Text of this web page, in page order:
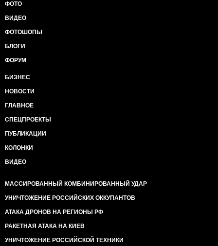
ФОТО
ВИДЕО
ФОТОШОПЫ
БЛОГИ
ФОРУМ
БИЗНЕС
НОВОСТИ
ГЛАВНОЕ
СПЕЦПРОЕКТЫ
ПУБЛИКАЦИИ
КОЛОНКИ
ВИДЕО
МАССИРОВАННЫЙ КОМБИНИРОВАННЫЙ УДАР
УНИЧТОЖЕНИЕ РОССИЙСКИХ ОККУПАНТОВ
АТАКА ДРОНОВ НА РЕГИОНЫ РФ
РАКЕТНАЯ АТАКА НА КИЕВ
УНИЧТОЖЕНИЕ РОССИЙСКОЙ ТЕХНИКИ